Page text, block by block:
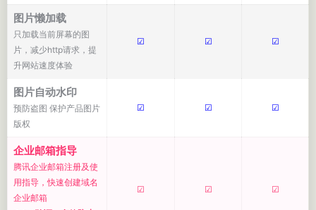
图片懒加载
只加载当前屏幕的图
片，减少http请求，提
升网站速度体验
☑ ☑ ☑
图片自动水印
预防盗图 保护产品图片
版权
☑ ☑ ☑
企业邮箱指导
腾讯企业邮箱注册及使
用指导，快速创建域名
企业邮箱
☑ ☑ ☑